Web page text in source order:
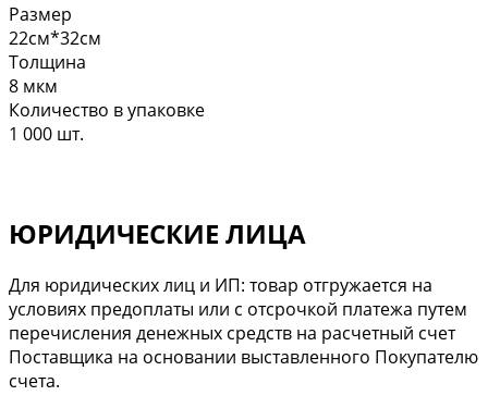
Размер
22см*32см
Толщина
8 мкм
Количество в упаковке
1 000 шт.
ЮРИДИЧЕСКИЕ ЛИЦА
Для юридических лиц и ИП: товар отгружается на
условиях предоплаты или с отсрочкой платежа путем
перечисления денежных средств на расчетный счет
Поставщика на основании выставленного Покупателю
счета.